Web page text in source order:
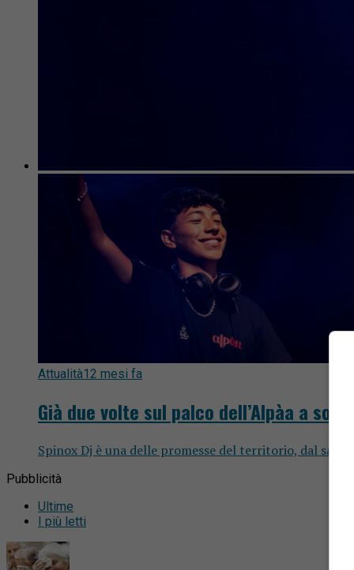
Attualità12 mesi fa
Già due volte sul palco dell’Alpàa a soli
Spinox Dj è una delle promesse del territorio, dal
Pubblicità
Ultime
I più letti